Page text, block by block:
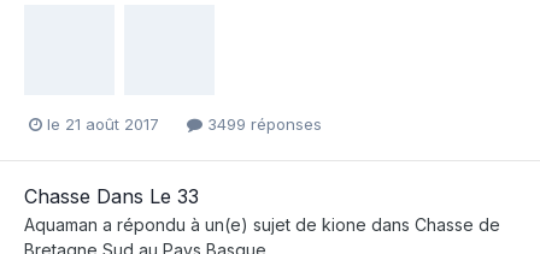
le 21 août 2017 3499 réponses
Chasse Dans Le 33
Aquaman a répondu à un(e) sujet de kione dans Chasse de